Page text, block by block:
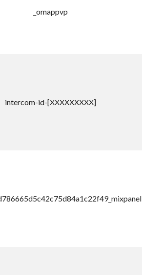
_omappvp
intercom-id-[XXXXXXXXX]